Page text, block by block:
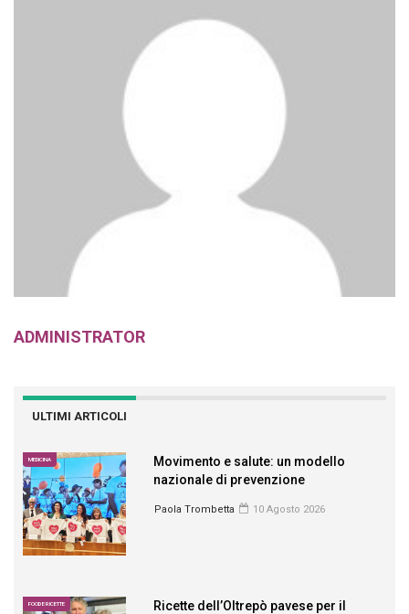
ADMINISTRATOR
ULTIMI ARTICOLI
MEDICINA
Movimento e salute: un modello
nazionale di prevenzione
Paola Trombetta 10 Agosto 2026
FOOD E RICETTE
Ricette dell’Oltrepò pavese per il